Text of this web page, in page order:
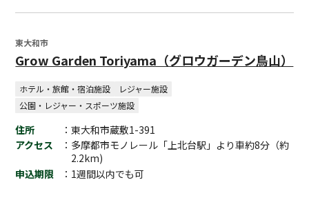
東大和市
Grow Garden Toriyama（グロウガーデン鳥山）
ホテル・旅館・宿泊施設
レジャー施設
公園・レジャー・スポーツ施設
住所
：東大和市蔵敷1-391
アクセス
：多摩都市モノレール「上北台駅」より車約8分（約
2.2km)
申込期限
：1週間以内でも可